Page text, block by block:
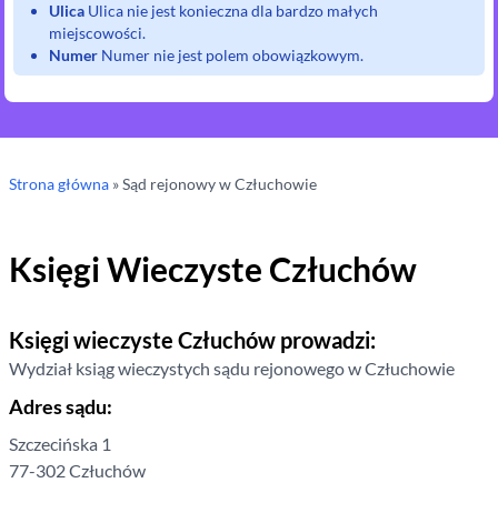
Ulica Ulica nie jest konieczna dla bardzo małych
miejscowości.
Numer Numer nie jest polem obowiązkowym.
Strona główna »Sąd rejonowyw Człuchowie
Księgi Wieczyste Człuchów
Księgi wieczyste Człuchów prowadzi:
Wydział ksiąg wieczystych sądu rejonowegow Człuchowie
Adres sądu:
Szczecińska 1
77-302Człuchów